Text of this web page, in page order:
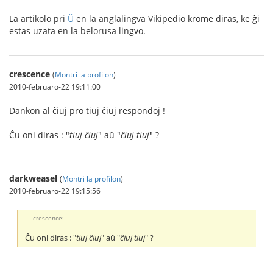
La artikolo pri Ŭ en la anglalingva Vikipedio krome diras, ke ĝi
estas uzata en la belorusa lingvo.
crescence (Montri la profilon)
2010-februaro-22 19:11:00
Dankon al ĉiuj pro tiuj ĉiuj respondoj !
Ĉu oni diras : "tiuj ĉiuj" aŭ "ĉiuj tiuj" ?
darkweasel (Montri la profilon)
2010-februaro-22 19:15:56
crescence:
Ĉu oni diras : "tiuj ĉiuj" aŭ "ĉiuj tiuj" ?